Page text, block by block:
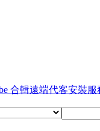
合輯遠端代客安裝服